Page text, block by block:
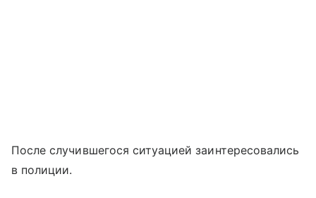
После случившегося ситуацией заинтересовались
в полиции.